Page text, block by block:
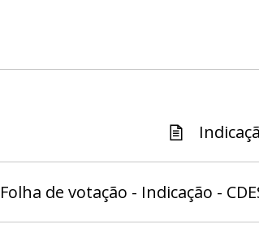
Folha de votação - Indicação -